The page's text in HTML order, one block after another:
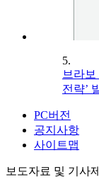
5.
브라보
전략’
PC버전
공지사항
사이트맵
보도자료 및 기사